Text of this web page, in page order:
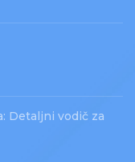
Detaljni vodič za